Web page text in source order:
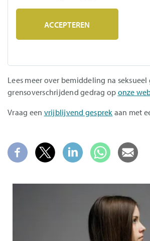
ACCEPTEREN
Lees meer over bemiddeling na
grensoverschrijdend gedrag op onze
Vraag een vrijblijvend gesprek aan met